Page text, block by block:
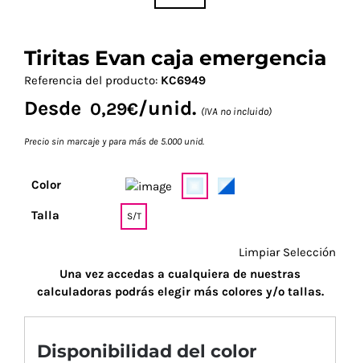
Tiritas Evan caja emergencia
Referencia del producto: KC6949
Desde 0,29€/unid. (IVA no incluido)
Precio sin marcaje y para más de 5.000 unid.
Color
Talla S/T
Limpiar Selección
Una vez accedas a cualquiera de nuestras
calculadoras podrás elegir más colores y/o tallas.
Disponibilidad del color